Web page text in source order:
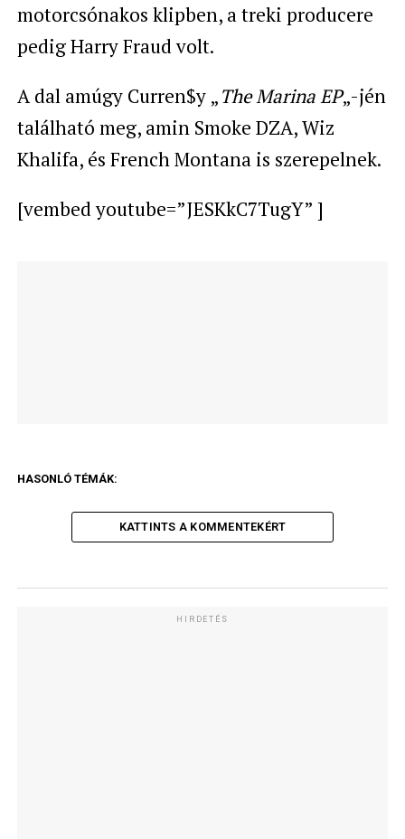
motorcsónakos klipben, a treki producere
pedig Harry Fraud volt.
A dal amúgy Curren$y „The Marina EP„-jén
található meg, amin Smoke DZA, Wiz
Khalifa, és French Montana is szerepelnek.
[vembed youtube=”JESKkC7TugY” ]
HASONLÓ TÉMÁK:
KATTINTS A KOMMENTEKÉRT
HIRDETÉS